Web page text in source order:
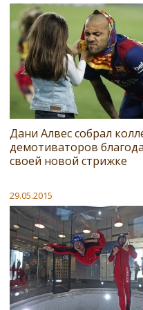
Дани Алвес собрал
демотиваторов
своей новой стрижке
29.05.2015